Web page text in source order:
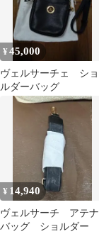
¥45,000
ヴェルサーチェ ショ
ルダーバッグ
¥ 14,940
ヴェルサーチ アテナ
バッグ ショルダー